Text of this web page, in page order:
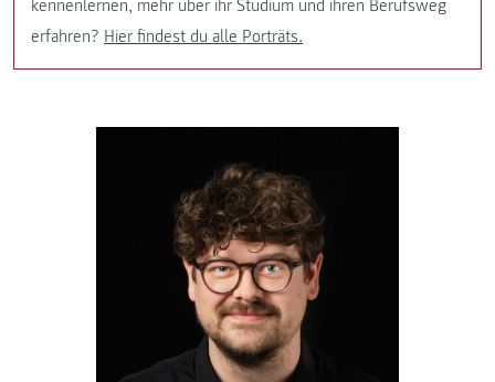
kennenlernen, mehr über ihr Studium und ihren Berufsweg
erfahren? Hier findest du alle Porträts.